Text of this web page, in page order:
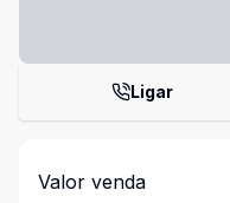
Ligar
Valor venda